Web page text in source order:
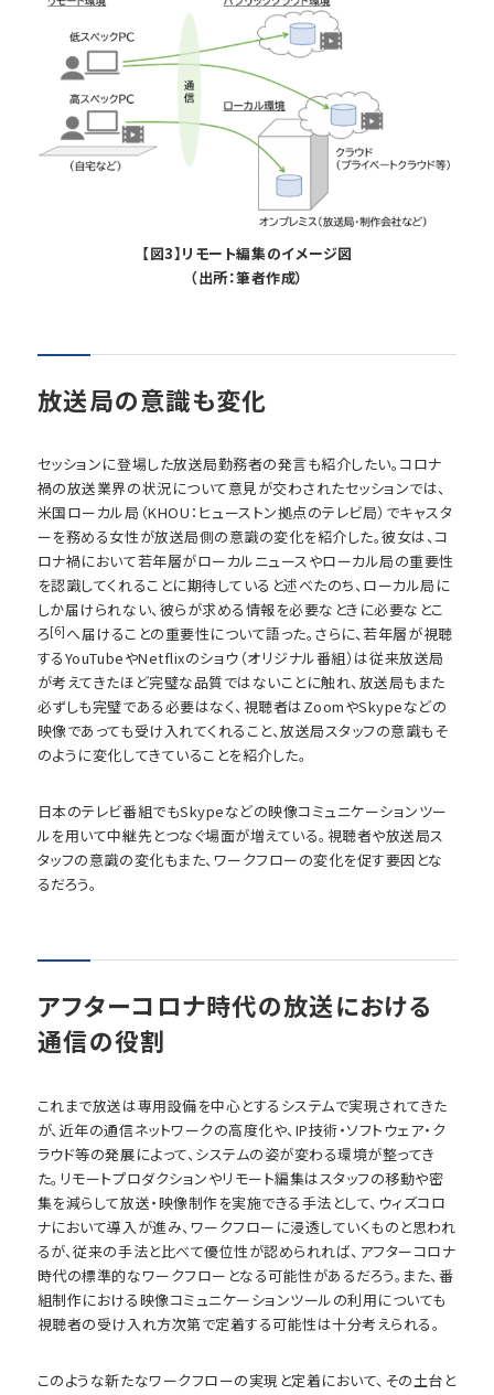
【図3】リモート編集のイメージ図
（出所：筆者作成）
放送局の意識も変化
セッションに登場した放送局勤務者の発言も紹介したい。コロナ
禍の放送業界の状況について意見が交わされたセッションでは、
米国ローカル局（KHOU：ヒューストン拠点のテレビ局）でキャスタ
ーを務める女性が放送局側の意識の変化を紹介した。彼女は、コ
ロナ禍において若年層がローカルニュースやローカル局の重要性
を認識してくれることに期待していると述べたのち、ローカル局に
しか届けられない、彼らが求める情報を必要なときに必要なとこ
ろ[6] へ届けることの重要性について語った。さらに、若年層が視聴
するYouTubeやNetflixのショウ（オリジナル番組）は従来放送局
が考えてきたほど完璧な品質ではないことに触れ、放送局もまた
必ずしも完璧である必要はなく、視聴者はZoomやSkypeなどの
映像であっても受け入れてくれること、放送局スタッフの意識もそ
のように変化してきていることを紹介した。
日本のテレビ番組でもSkypeなどの映像コミュニケーションツー
ルを用いて中継先とつなぐ場面が増えている。視聴者や放送局ス
タッフの意識の変化もまた、ワークフローの変化を促す要因とな
るだろう。
アフターコロナ時代の放送における
通信の役割
これまで放送は専用設備を中心とするシステムで実現されてきた
が、近年の通信ネットワークの高度化や、IP技術・ソフトウェア・ク
ラウド等の発展によって、システムの姿が変わる環境が整ってき
た。リモートプロダクションやリモート編集はスタッフの移動や密
集を減らして放送・映像制作を実施できる手法として、ウィズコロ
ナにおいて導入が進み、ワークフローに浸透していくものと思われ
るが、従来の手法と比べて優位性が認められれば、アフターコロナ
時代の標準的なワークフローとなる可能性があるだろう。また、番
組制作における映像コミュニケーションツールの利用についても
視聴者の受け入れ方次第で定着する可能性は十分考えられる。
このような新たなワークフローの実現と定着において、その土台と